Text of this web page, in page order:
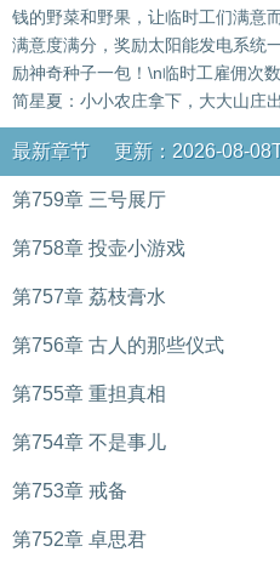
钱的野菜和野果，让临时工们满意
满意度满分，奖励太阳能发电系统
励神奇种子一包！\n临时工雇佣次
简星夏：小小农庄拿下，大大山庄
最新章节 更新：2026-08-
第759章 三号展厅
第758章 投壶小游戏
第757章 荔枝膏水
第756章 古人的那些仪式
第755章 重担真相
第754章 不是事儿
第753章 戒备
第752章 卓思君